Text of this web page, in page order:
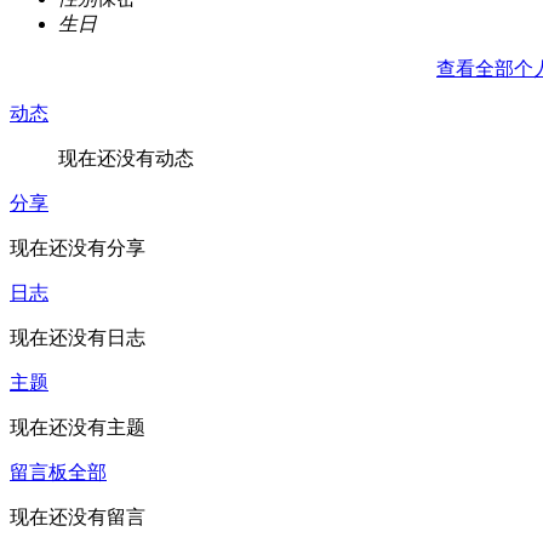
生日
查看全部个
动态
现在还没有动态
分享
现在还没有分享
日志
现在还没有日志
主题
现在还没有主题
留言板全部
现在还没有留言